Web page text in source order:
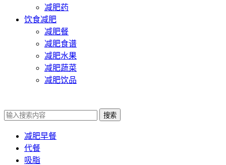
减肥药
饮食减肥
减肥餐
减肥食谱
减肥水果
减肥蔬菜
减肥饮品
搜索
减肥早餐
代餐
吸脂